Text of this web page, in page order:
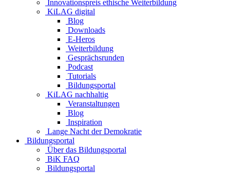
Innovationspreis ethische Weiterbildung
KiLAG digital
Blog
Downloads
E-Heros
Weiterbildung
Gesprächsrunden
Podcast
Tutorials
Bildungsportal
KiLAG nachhaltig
Veranstaltungen
Blog
Inspiration
Lange Nacht der Demokratie
Bildungsportal
Über das Bildungsportal
BiK FAQ
Bildungsportal